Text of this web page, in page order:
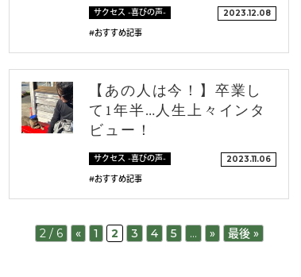
サクセス -喜びの声-
#おすすめ記事
2023.12.08
【あの人は今！】卒業し
て1年半…人生上々インタ
ビュー！
サクセス -喜びの声-
#おすすめ記事
2023.11.06
2 / 6 « 1 2 3 4 5 ... » 最後 »